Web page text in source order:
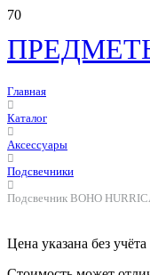
Главная
Каталог
Аксессуары
Подсвечники
Подсвечник BOHO
Цена указана без